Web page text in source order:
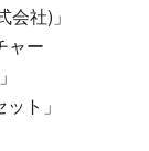
社)」
ャー
ト」